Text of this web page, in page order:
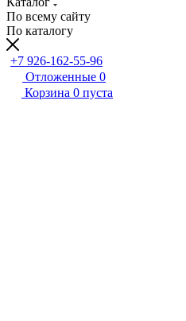
По всему сайту
По каталогу
+7 926-162-55-96
Отложенные 0
Корзина 0 пуста